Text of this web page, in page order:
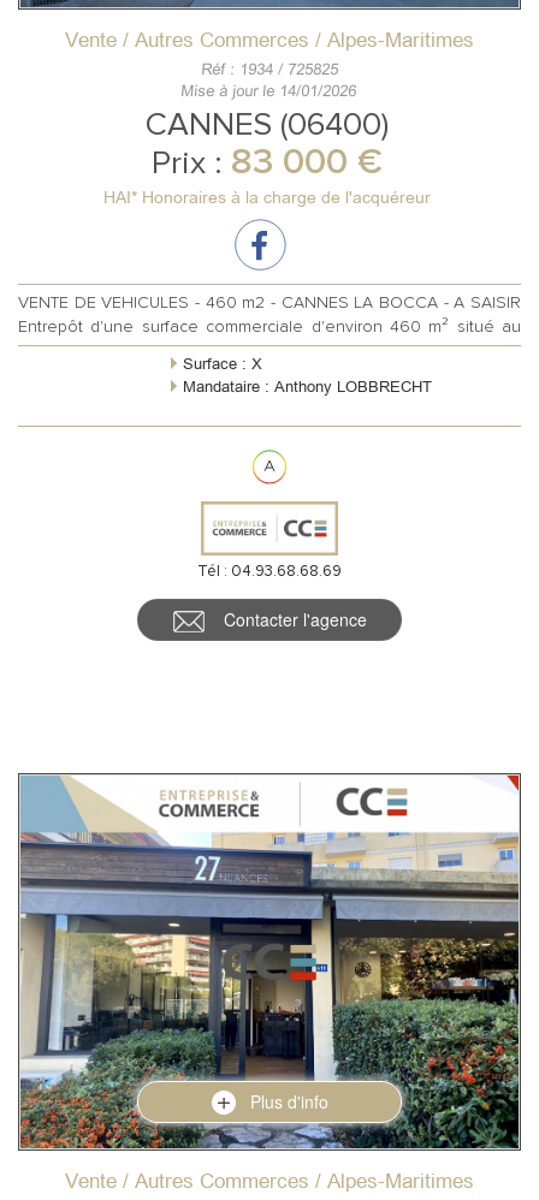
Vente / Autres Commerces / Alpes-Maritimes
Réf : 1934 / 725825
Mise à jour le 14/01/2026
CANNES (06400)
Prix : 83 000 €
HAI* Honoraires à la charge de l'acquéreur
VENTE DE VEHICULES - 460 m2 - CANNES LA BOCCA - A SAISIR
Entrepôt d'une surface commerciale d'environ 460 m² situé au
RDC avec accessibilité e...
Surface : X
Mandataire : Anthony LOBBRECHT
Tél : 04.93.68.68.69
Contacter l'agence
Plus d'info
Vente / Autres Commerces / Alpes-Maritimes